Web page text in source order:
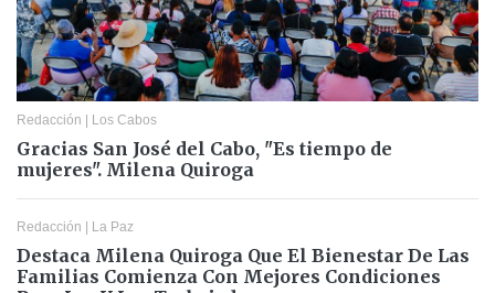
Redacción Los Cabos
Gracias San José del Cabo, "Es tiempo de
mujeres". Milena Quiroga
Redacción La Paz
Destaca Milena Quiroga Que El Bienestar De Las
Familias Comienza Con Mejores Condiciones